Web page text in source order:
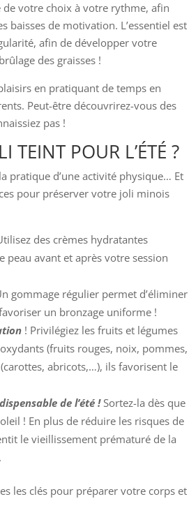
de votre choix à votre rythme, afin
baisses de motivation. L’essentiel est
afin de développer votre
des graisses !
en pratiquant de temps en
Peut-être découvrirez-vous des
pas !
TEINT POUR L’ÉTÉ ?
pratique d’une activité physique… Et
pour préserver votre joli minois
des crèmes hydratantes
peau avant et après votre session
gommage régulier permet d’éliminer
un bronzage uniforme !
! Privilégiez les fruits et légumes
(fruits rouges, noix, pommes,
abricots,…), ils favorisent le
de l’été !Sortez-la dès que
! En plus de réduire les risques de
le vieillissement prématuré de la
les clés pour préparer votre corps et